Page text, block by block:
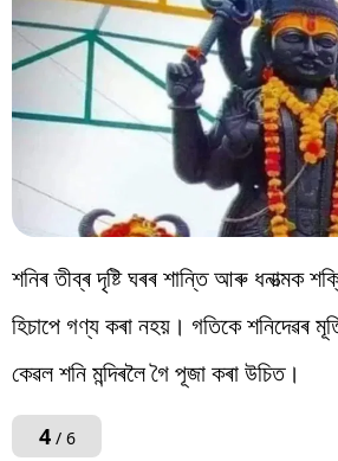
শনিৰ তীব্ৰ দৃষ্টি ঘৰৰ শান্তি আৰু ধনাত্মক
হিচাপে গণ্য কৰা নহয়। গতিকে শনিদেৱৰ
কেৱল শনি মন্দিৰলৈ গৈ পূজা কৰা উচিত।
4/ 6